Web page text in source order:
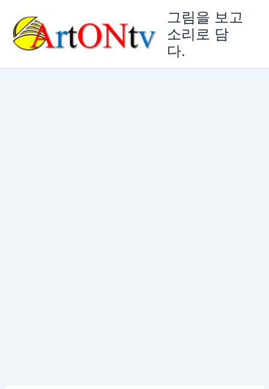
그림을 보고
소리로 담
다.